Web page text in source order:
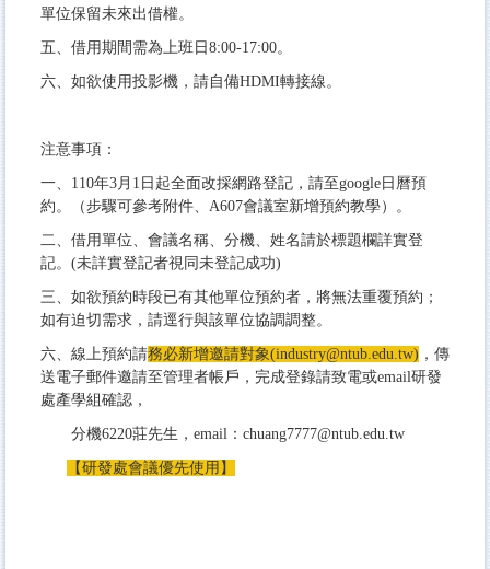
單位保留未來出借權。
五、借用期間需為上班日8:00-17:00。
六、如欲使用投影機，請自備HDMI轉接線。
注意事項：
一、110年3月1日起全面改採網路登記，請至google日曆預
約。（步驟可參考附件、A607會議室新增預約教學）。
二、借用單位、會議名稱、分機、姓名請於標題欄詳實登
記。(未詳實登記者視同未登記成功)
三、如欲預約時段已有其他單位預約者，將無法重覆預約；
如有迫切需求，請逕行與該單位協調調整。
六、線上預約請務必新增邀請對象(industry@ntub.edu.tw) ，傳
送電子郵件邀請至管理者帳戶，完成登錄請致電或email研發
處產學組確認，
分機6220莊先生，email：chuang7777@ntub.edu.tw
【研發處會議優先使用】